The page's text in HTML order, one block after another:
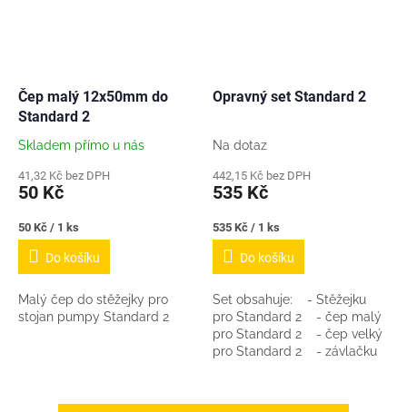
Čep malý 12x50mm do
Standard 2
Skladem přímo u nás
41,32 Kč bez DPH
50 Kč
Měrná
cena:
50 Kč / 1 ks
Do košíku
Malý čep do stěžejky pro
stojan pumpy Standard 2
Opravný set Standard 2
Na dotaz
442,15 Kč bez DPH
535 Kč
Měrná
cena:
535 Kč / 1 ks
Do košíku
Set obsahuje: - Stěžejku
pro Standard 2 - čep malý
pro Standard 2 - čep velký
pro Standard 2 - závlačku